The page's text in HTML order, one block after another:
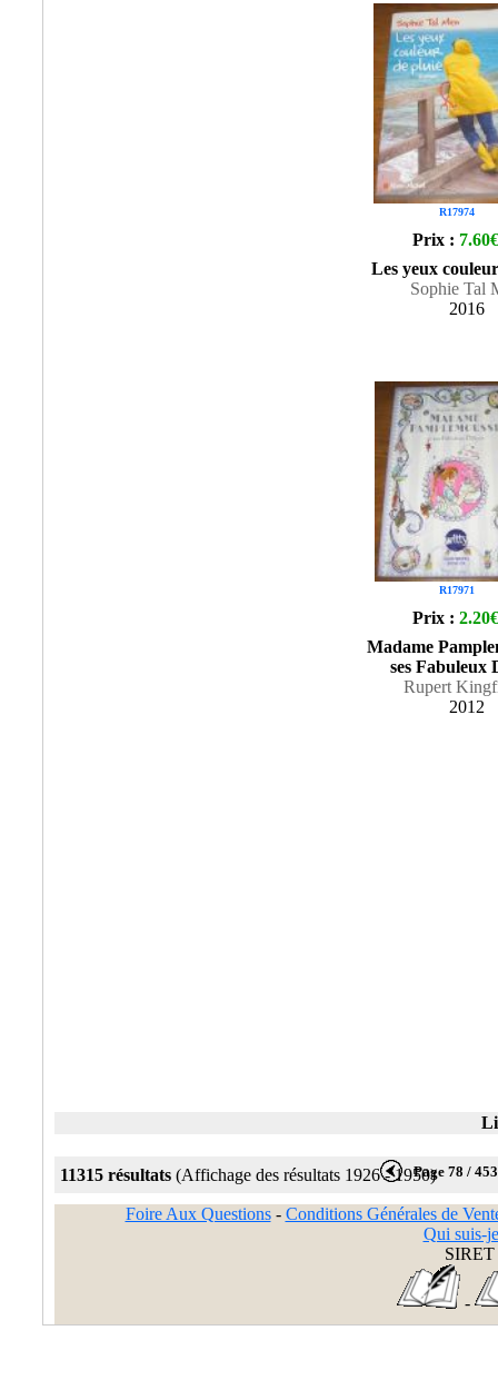
R17974
Prix : 7.60€
Les yeux
Sophie Tal
2016
R17971
Prix : 2.20€
Madame
ses Fabuleux
Rupert
2012
11315 résultats (Affichage des résultats 1926 - 1950)Page 78 / 453
Foire Aux Questions- Conditions Générales de
Qui suis-
SIRET
-